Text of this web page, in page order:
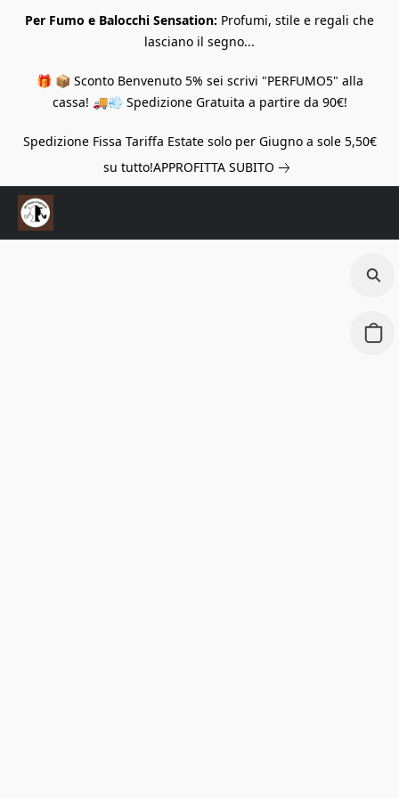
Per Fumo e Balocchi Sensation: Profumi, stile e regali che
lasciano il segno...
🎁 📦 Sconto Benvenuto 5% sei scrivi "PERFUMO5" alla
cassa! 🚚💨 Spedizione Gratuita a partire da 90€!
Spedizione Fissa Tariffa Estate solo per Giugno a sole 5,50€
su tutto!APPROFITTA SUBITO